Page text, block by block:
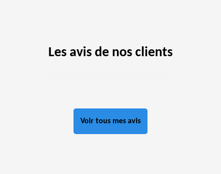
Les avis de nos clients
Voir tous mes avis